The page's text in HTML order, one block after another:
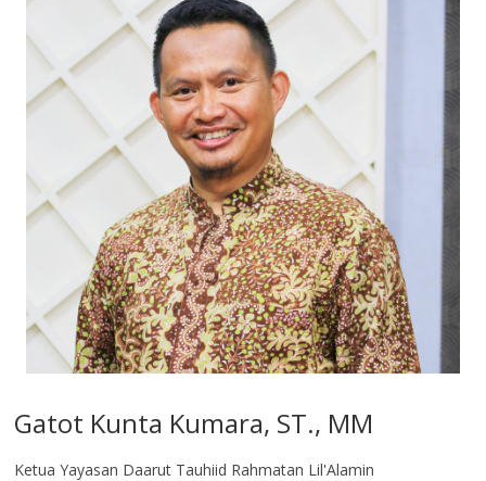
Gatot Kunta Kumara, ST., MM
Ketua Yayasan Daarut Tauhiid Rahmatan Lil'Alamin